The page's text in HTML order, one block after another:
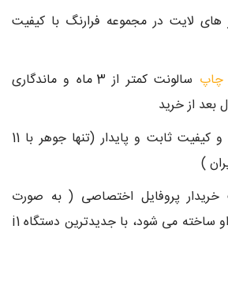
لایت در مجموعه فرارنگ با کیفیت
چاپ
سالونت کمتر از 3 ماه و ماندگاری
✓ تداوم عرضه دائمی و کیفیت ثابت و پایدار (تنها جوهر با 11
)
پروفایل اختصاصی ( به صورت
رایگان در محل ) برای او ساخته می شود، با جدیدترین دستگاه i1